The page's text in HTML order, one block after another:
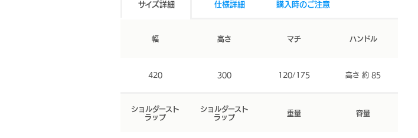
サイズ詳細 仕様詳細 購入時のご注意
幅
420
高さ
300
マチ
120/175
ハンドル
高さ 約 85
ショルダースト
ラップ
ショルダースト
ラップ
重量 容量